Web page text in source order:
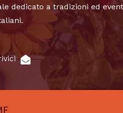
dedicato a tradizioni ed